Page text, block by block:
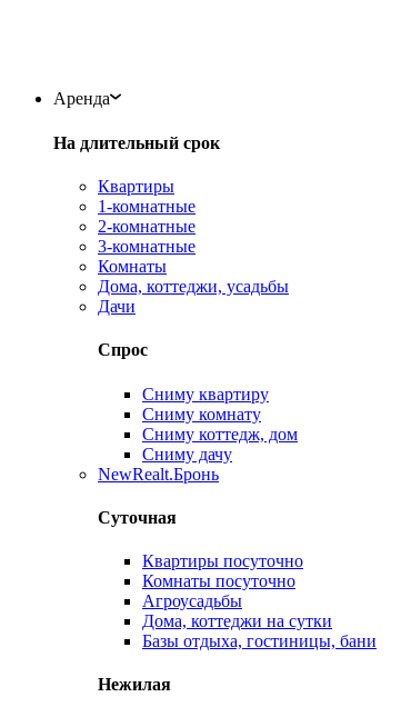
Аренда
На длительный срок
Квартиры
1-комнатные
2-комнатные
3-комнатные
Комнаты
Дома, коттеджи, усадьбы
Дачи
Спрос
Сниму квартиру
Сниму комнату
Сниму коттедж, дом
Сниму дачу
NewRealt.Бронь
Суточная
Квартиры посуточно
Комнаты посуточно
Агроусадьбы
Дома, коттеджи на сутки
Базы отдыха, гостиницы, бани
Нежилая